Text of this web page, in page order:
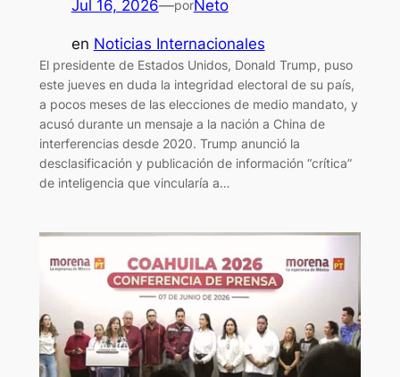
Jul 16, 2026—porNeto
en Noticias Internacionales
El presidente de Estados Unidos, Donald Trump, puso
este jueves en duda la integridad electoral de su país,
a pocos meses de las elecciones de medio mandato, y
acusó durante un mensaje a la nación a China de
interferencias desde 2020. Trump anunció la
desclasificación y publicación de información “crítica”
de inteligencia que vincularía a…